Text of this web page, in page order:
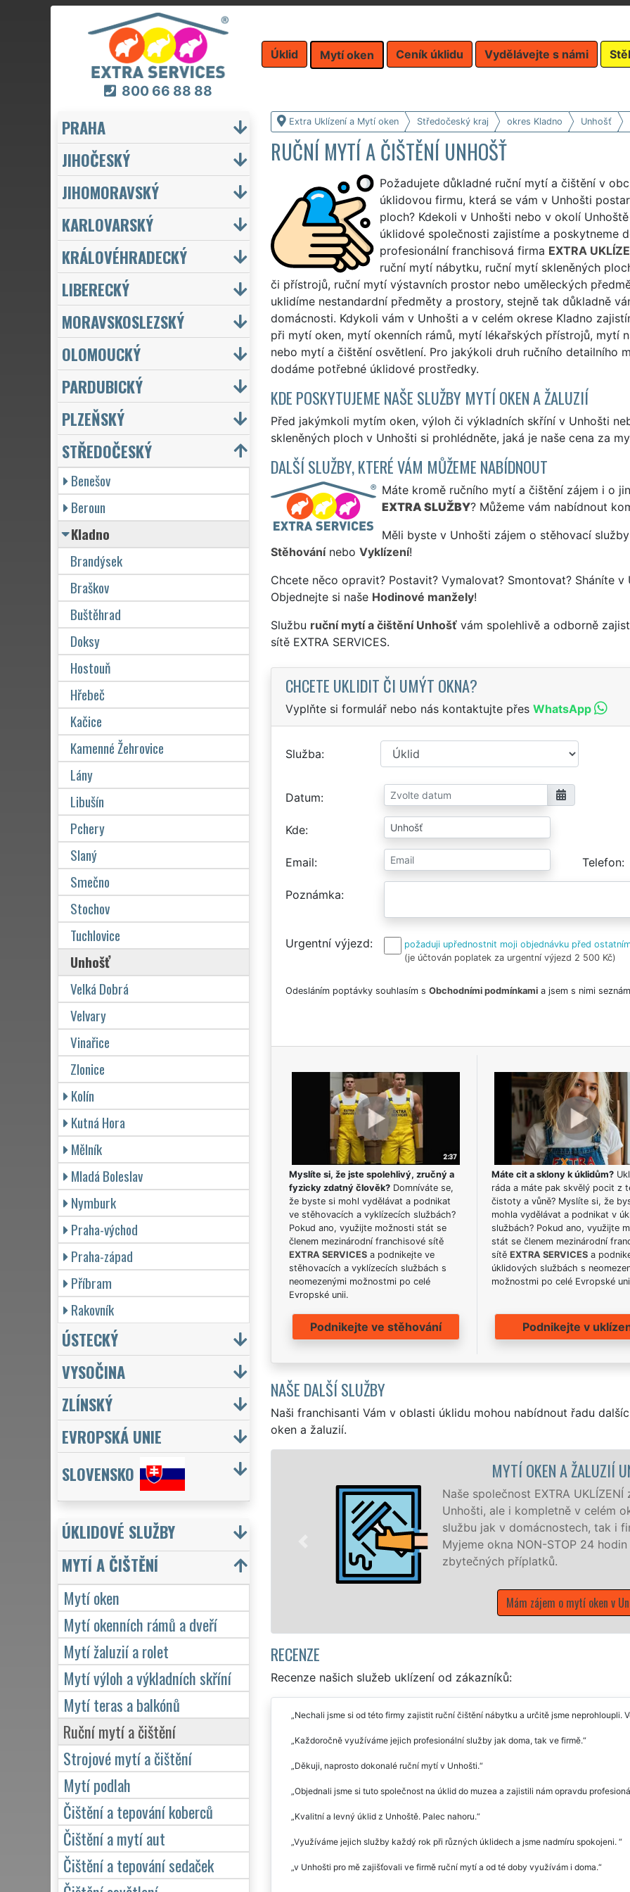
800 66 88 88
Úklid Mytí oken Ceník úklidu Vydělávejte s námi
Extra Uklízení a Mytí oken Středočeský kraj okres Kladno Unhošť
RUČNÍ MYTÍ A ČIŠTĚNÍ UNHOŠŤ
Požadujete důkladné ruční mytí a čištění v
úklidovou firmu, která se vám v Unhošti
ploch? Kdekoli v Unhošti nebo v okolí
úklidové společnosti zajistíme a poskytneme
profesionální franchisová firma EXTRA
ruční mytí nábytku, ruční mytí skleněných
či přístrojů, ruční mytí výstavních prostor nebo uměleckých
uklidíme nestandardní předměty a prostory, stejně tak důkladně
domácnosti. Kdykoli vám v Unhošti a v celém okrese Kladno
při mytí oken, mytí okenních rámů, mytí lékařských přístrojů, mytí
nebo mytí a čištění osvětlení. Pro jakýkoli druh ručního detailního
dodáme potřebné úklidové prostředky.
KDE POSKYTUJEME NAŠE SLUŽBY MYTÍ OKEN A ŽALUZIÍ
Před jakýmkoli mytím oken, výloh či výkladních skříní v Unhošti
skleněných ploch v Unhošti si prohlédněte, jaká je naše cena za
DALŠÍ SLUŽBY, KTERÉ VÁM MŮŽEME NABÍDNOUT
Máte kromě ručního mytí a čištění zájem i o
EXTRA SLUŽBY? Můžeme vám nabídnout
Měli byste v Unhošti zájem o stěhovací
Stěhovánínebo Vyklízení!
Chcete něco opravit? Postavit? Vymalovat? Smontovat? Sháníte
Objednejte si naše Hodinové manžely!
Službu ruční mytí a čištění Unhošťvám spolehlivě a odborně
sítě EXTRA SERVICES.
CHCETE UKLIDIT ČI UMÝT OKNA?
Vyplňte si formulář nebo nás kontaktujte přes WhatsApp
Služba
Datum
Kde
Email Telefon
Poznámka
Urgentní výjezd
požaduji upřednostnit moji objednávku před
(je účtován poplatek za urgentní výjezd 2 500 Kč)
Odesláním poptávky souhlasím s Obchodními podmínkamia jsem s nimi
Myslíte si, že jste spolehlivý, zručný a
fyzicky zdatný člověk?Domníváte se,
že byste si mohl vydělávat a podnikat
ve stěhovacích a vyklízecích službách?
Pokud ano, využijte možnosti stát se
členem mezinárodní franchisové sítě
EXTRA SERVICESa podnikejte ve
stěhovacích a vyklízecích službách s
neomezenými možnostmi po celé
Evropské unii.
Podnikejte ve stěhování
Máte cit a sklony k úklidům?
ráda a máte pak skvělý pocit z
čistoty a vůně? Myslíte si, že
mohla vydělávat a podnikat v
službách? Pokud ano, využijte
stát se členem mezinárodní
sítě EXTRA SERVICESa
úklidových službách s
možnostmi po celé Evropské
Podnikejte v
NAŠE DALŠÍ SLUŽBY
Naši franchisanti Vám v oblasti úklidu mohou nabídnout řadu
oken a žaluzií.
MYTÍ OKEN A ŽALUZIÍ
Naše společnost EXTRA UKLÍZENÍ
Unhošti, ale i kompletně v celém
službu jak v domácnostech, tak i
Myjeme okna NON-STOP 24 hodin
zbytečných příplatků.
Mám zájem o mytí oken v Unhošti
RECENZE
Recenze našich služeb uklízení od zákazníků:
Nechali jsme si od této firmy zajistit ruční čištění nábytku a určitě jsme neprohloupli.
Každoročně využíváme jejich profesionální služby jak doma, tak ve firmě.
Děkuji, naprosto dokonalé ruční mytí v Unhošti.
Objednali jsme si tuto společnost na úklid do muzea a zajistili nám opravdu
Kvalitní a levný úklid z Unhoště. Palec nahoru.
Využíváme jejich služby každý rok při různých úklidech a jsme nadmíru spokojeni.
v Unhošti pro mě zajišťovali ve firmě ruční mytí a od té doby využívám i doma.
PRAHA
JIHOČESKÝ
JIHOMORAVSKÝ
KARLOVARSKÝ
KRÁLOVÉHRADECKÝ
LIBERECKÝ
MORAVSKOSLEZSKÝ
OLOMOUCKÝ
PARDUBICKÝ
PLZEŇSKÝ
STŘEDOČESKÝ
Benešov
Beroun
Kladno
Brandýsek
Braškov
Buštěhrad
Doksy
Hostouň
Hřebeč
Kačice
Kamenné Žehrovice
Lány
Libušín
Pchery
Slaný
Smečno
Stochov
Tuchlovice
Unhošť
Velká Dobrá
Velvary
Vinařice
Zlonice
Kolín
Kutná Hora
Mělník
Mladá Boleslav
Nymburk
Praha-východ
Praha-západ
Příbram
Rakovník
ÚSTECKÝ
VYSOČINA
ZLÍNSKÝ
EVROPSKÁ UNIE
SLOVENSKO
ÚKLIDOVÉ SLUŽBY
MYTÍ A ČIŠTĚNÍ
Mytí oken
Mytí okenních rámů a dveří
Mytí žaluzií a rolet
Mytí výloh a výkladních skříní
Mytí teras a balkónů
Ruční mytí a čištění
Strojové mytí a čištění
Mytí podlah
Čištění a tepování koberců
Čištění a mytí aut
Čištění a tepování sedaček